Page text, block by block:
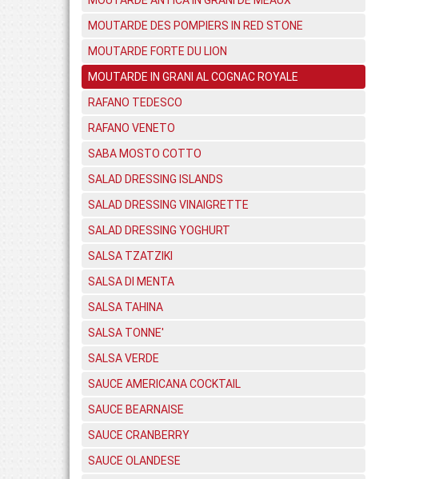
MOUTARDE DES POMPIERS IN RED STONE
MOUTARDE FORTE DU LION
MOUTARDE IN GRANI AL COGNAC ROYALE
RAFANO TEDESCO
RAFANO VENETO
SABA MOSTO COTTO
SALAD DRESSING ISLANDS
SALAD DRESSING VINAIGRETTE
SALAD DRESSING YOGHURT
SALSA TZATZIKI
SALSA DI MENTA
SALSA TAHINA
SALSA TONNE'
SALSA VERDE
SAUCE AMERICANA COCKTAIL
SAUCE BEARNAISE
SAUCE CRANBERRY
SAUCE OLANDESE